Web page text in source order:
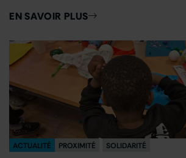
EN SAVOIR PLUS
ACTUALITÉ PROXIMITÉ SOLIDARITÉ